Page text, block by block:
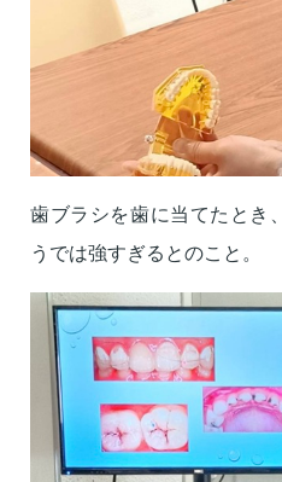
歯ブラシを歯に当てたとき、
うでは強すぎるとのこと。